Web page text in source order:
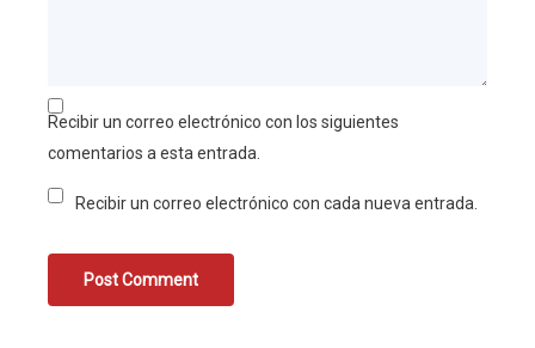
Recibir un correo electrónico con los siguientes
comentarios a esta entrada.
Recibir un correo electrónico con cada nueva entrada.